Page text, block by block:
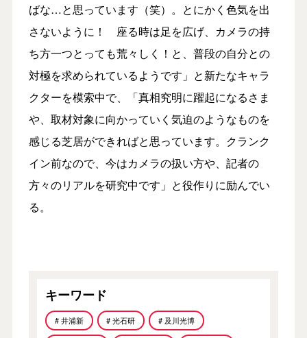
ばな…と思っています（笑）。とにかく色気を出
さないように！ 座る時は足を広げ、カメラの持
ち方一つとっても荒々しく！と、普段の自分との
対極を求められているようです」と新たなキャラ
クターを模索中で、「真相究明に躍起になるさま
や、取材対象に向かっていく気迫のようなものを
感じる芝居ができればと思っています。クランク
イン前なので、今はカメラの扱い方や、記者の
方々のリアルを研究中です」と役作りに励んでい
る。
キーワード
# 井浦新 # 光石研 # 及川光博